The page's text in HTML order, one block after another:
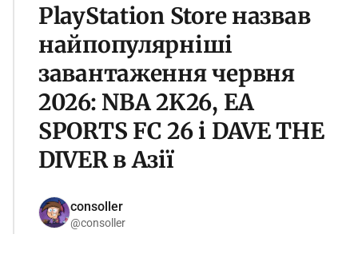
PlayStation Store назвав
найпопулярніші
завантаження червня
2026: NBA 2K26, EA
SPORTS FC 26 і DAVE THE
DIVER в Азії
consoller
@consoller